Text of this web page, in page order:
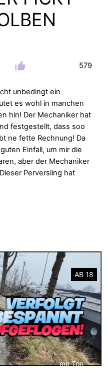
579
unbedingt ein
es wohl in manchen
hin! Der Mechaniker hat
festgestellt, dass soo
ne fette Rechnung! Da
Einfall, um mir die
aber der Mechaniker
Perversling hat
AB 18
mit Ton